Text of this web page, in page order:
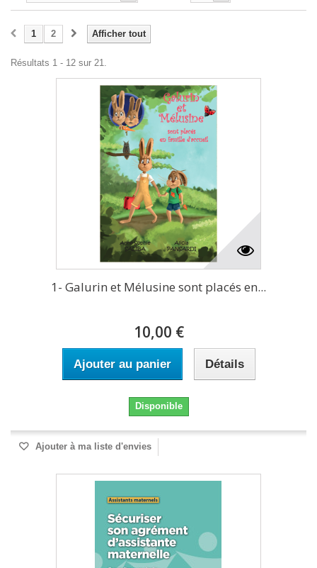
Afficher tout
1 2
Résultats 1 - 12 sur 21.
1- Galurin et Mélusine sont placés en...
10,00 €
Ajouter au panier Détails
Disponible
Ajouter à ma liste d'envies